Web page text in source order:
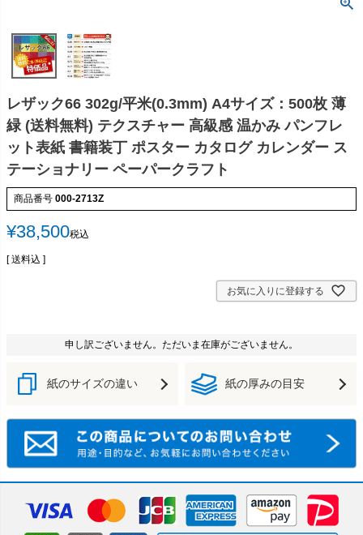
レザック66 302g/平米(0.3mm) A4サイズ：500枚 薄
緑 (送料無料) テクスチャー 高級感 温かみ パンフレ
ット表紙 書籍装丁 ポスター カタログ カレンダー ス
テーショナリー ペーパークラフト
商品番号 000-2713Z
¥38,500税込
送料込
お気に入りに登録する
申し訳ございません。ただいま在庫がございません。
紙のサイズの違い 紙の厚みの目安